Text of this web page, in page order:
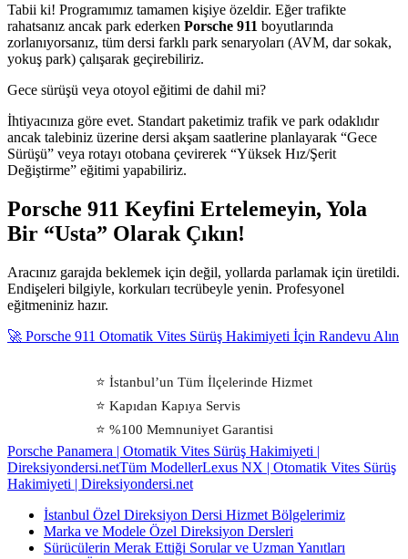
Tabii ki! Programımız tamamen kişiye özeldir. Eğer trafikte
rahatsanız ancak park ederken Porsche 911 boyutlarında
zorlanıyorsanız, tüm dersi farklı park senaryoları (AVM, dar sokak,
yokuş park) çalışarak geçirebiliriz.
Gece sürüşü veya otoyol eğitimi de dahil mi?
İhtiyacınıza göre evet. Standart paketimiz trafik ve park odaklıdır
ancak talebiniz üzerine dersi akşam saatlerine planlayarak “Gece
Sürüşü” veya rotayı otobana çevirerek “Yüksek Hız/Şerit
Değiştirme” eğitimi yapabiliriz.
Porsche 911 Keyfini Ertelemeyin, Yola
Bir “Usta” Olarak Çıkın!
Aracınız garajda beklemek için değil, yollarda parlamak için üretildi.
Endişeleri bilgiyle, korkuları tecrübeyle yenin. Profesyonel
eğitmeniniz hazır.
🚀 Porsche 911 Otomatik Vites Sürüş Hakimiyeti İçin Randevu Alın
⭐ İstanbul’un Tüm İlçelerinde Hizmet
⭐ Kapıdan Kapıya Servis
⭐ %100 Memnuniyet Garantisi
Porsche Panamera | Otomatik Vites Sürüş Hakimiyeti |
Direksiyondersi.netTüm ModellerLexus NX | Otomatik Vites Sürüş
Hakimiyeti | Direksiyondersi.net
İstanbul Özel Direksiyon Dersi Hizmet Bölgelerimiz
Marka ve Modele Özel Direksiyon Dersleri
Sürücülerin Merak Ettiği Sorular ve Uzman Yanıtları